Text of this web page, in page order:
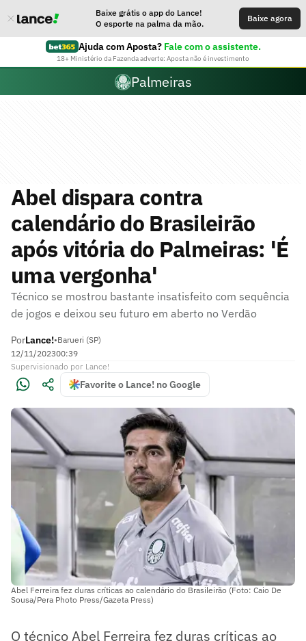
Baixe grátis o app do Lance!
O esporte na palma da mão.
Baixe agora
Ajuda com Aposta? Fale com o assistente.
18+ Ministério da Fazenda adverte: Aposta não é investimento
Palmeiras
Abel dispara contra
calendário do Brasileirão
após vitória do Palmeiras: 'É
uma vergonha'
Técnico se mostrou bastante insatisfeito com sequência
de jogos e deixou seu futuro em aberto no Verdão
PorLance!•Barueri (SP)
12/11/202300:39
Supervisionado por Lance!
Favorite o Lance! no Google
Abel Ferreira fez duras críticas ao calendário do Brasileirão (Foto: Caio De
Sousa/Pera Photo Press/Gazeta Press)
O técnico Abel Ferreira fez duras críticas ao